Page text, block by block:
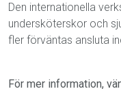
Den internationella
undersköterskor och
fler förväntas ansluta
För mer information,